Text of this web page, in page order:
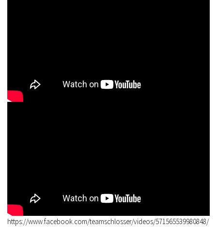
https://www.facebook.com/teamschlosser/videos/571565539980848/